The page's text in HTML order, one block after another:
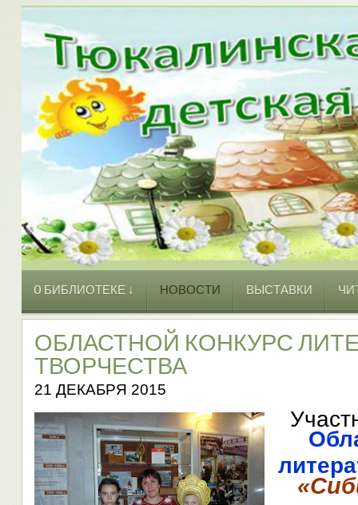
O БИБЛИОТЕКЕ ↓ НОВОСТИ ВЫСТАВКИ
ОБЛАСТНОЙ КОНКУРС
ТВОРЧЕСТВА
21 ДЕКАБРЯ 2015